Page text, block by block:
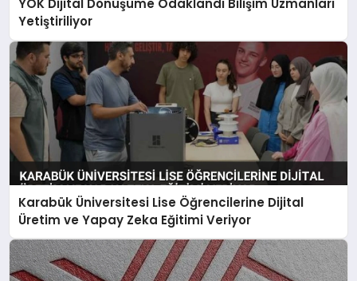
YÖK Dijital Dönüşüme Odaklandı Bilişim Uzmanları
Yetiştiriliyor
Karabük Üniversitesi Lise Öğrencilerine Dijital
Üretim ve Yapay Zeka Eğitimi Veriyor